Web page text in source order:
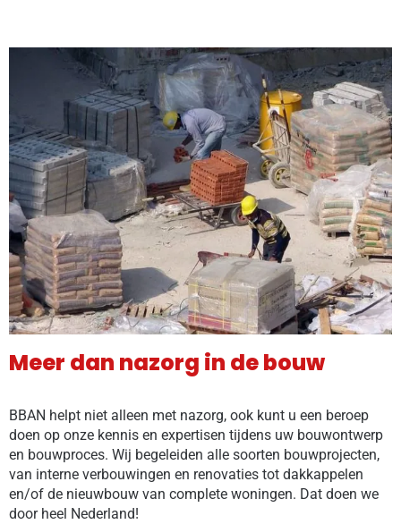
Meer dan nazorg in de bouw
BBAN helpt niet alleen met nazorg, ook kunt u een beroep
doen op onze kennis en expertisen tijdens uw bouwontwerp
en bouwproces. Wij begeleiden alle soorten bouwprojecten,
van interne verbouwingen en renovaties tot dakkappelen
en/of de nieuwbouw van complete woningen. Dat doen we
door heel Nederland!